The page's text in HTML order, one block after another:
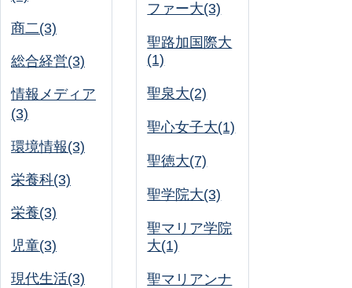
商二(3)
総合経営(3)
情報メディア
(3)
環境情報(3)
栄養科(3)
栄養(3)
児童(3)
現代生活(3)
ファー大(3)
聖路加国際大
(1)
聖泉大(2)
聖心女子大(1)
聖徳大(7)
聖学院大(3)
聖マリア学院
大(1)
聖マリアンナ